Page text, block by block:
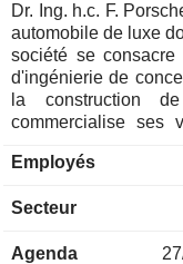
Dr. Ing. h.c. F.
automobile de luxe
société se
d'ingénierie de
la construction
commercialise ses
concessionnaires.
financement de
Employés
Secteur
Agenda